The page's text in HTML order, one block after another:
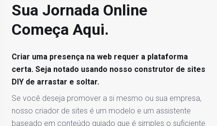
Sua Jornada Online
Começa Aqui.
Criar uma presença na web requer a plataforma
certa. Seja notado usando nosso construtor de sites
DIY de arrastar e soltar.
Se você deseja promover a si mesmo ou sua empresa,
nosso criador de sites é um modelo e um assistente
baseado em conteúdo guiado que é simples o suficiente